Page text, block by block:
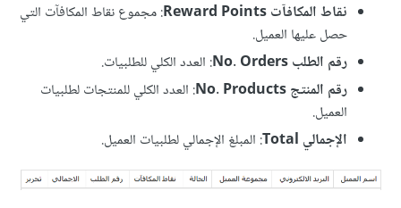
نقاط المكافآت Reward Points
: مجموع نقاط المكافآت التي
حصل عليها العميل.
رقم الطلب No. Orders
: العدد الكلي للطلبيات.
رقم المنتج No. Products
: العدد الكلي للمنتجات لطلبيات
العميل.
الإجمالي Total
: المبلغ الإجمالي لطلبيات العميل.